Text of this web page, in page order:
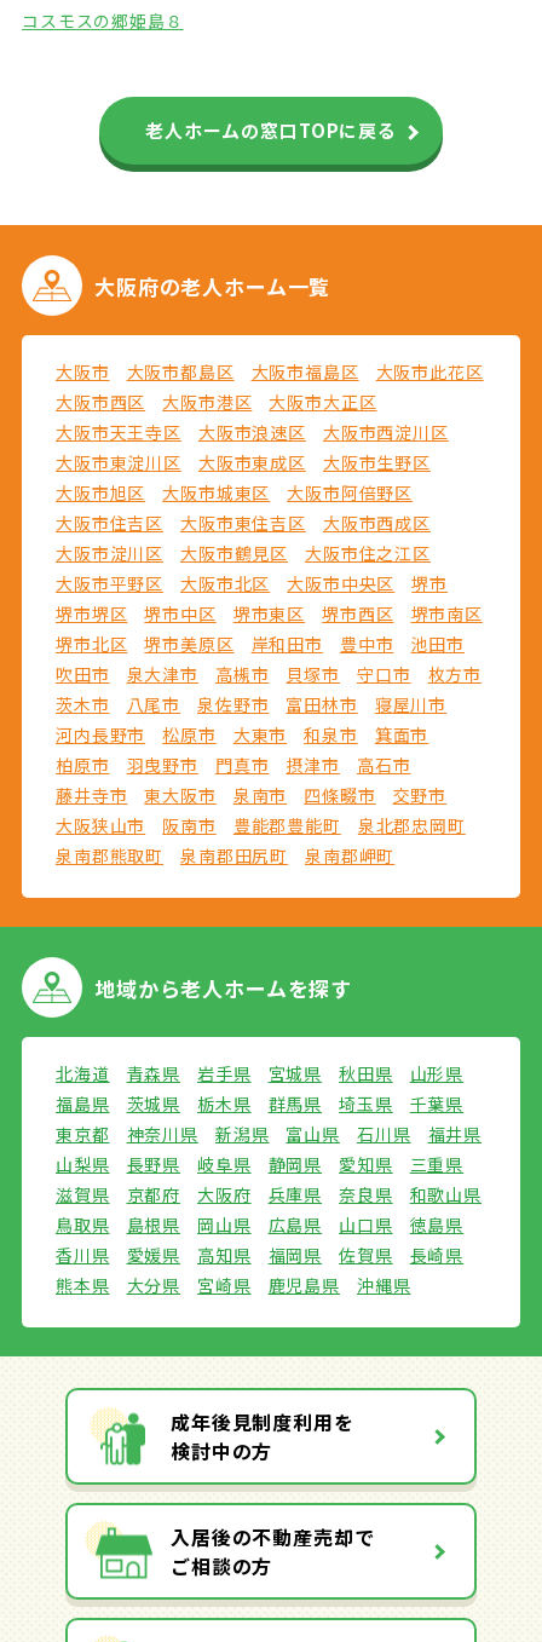
コスモスの郷姫島８
老人ホームの窓口TOPに戻る
大阪府の老人ホーム一覧
大阪市 大阪市都島区 大阪市福島区
大阪市此花区
大阪市西区
大阪市港区
大阪市大正区
大阪市天王寺区
大阪市浪速区
大阪市西淀川区
大阪市東淀川区
大阪市東成区
大阪市生野区
大阪市旭区
大阪市城東区
大阪市阿倍野区
大阪市住吉区
大阪市東住吉区
大阪市西成区
大阪市淀川区
大阪市鶴見区
大阪市住之江区
大阪市平野区
大阪市北区 大阪市中央区
堺市
堺市堺区
堺市中区 堺市東区 堺市西区
堺市南区
堺市北区
堺市美原区 岸和田市 豊中市
池田市
吹田市
泉大津市 高槻市 貝塚市 守口市
枚方市
茨木市
八尾市 泉佐野市 富田林市
寝屋川市
河内長野市
松原市 大東市 和泉市
箕面市
柏原市
羽曳野市 門真市 摂津市
高石市
藤井寺市
東大阪市 泉南市 四條畷市
交野市
大阪狭山市
阪南市 豊能郡豊能町
泉北郡忠岡町
泉南郡熊取町
泉南郡田尻町 泉南郡岬町
地域から老人ホームを探す
北海道 青森県 岩手県 宮城県 秋田県
山形県
福島県
茨城県 栃木県 群馬県 埼玉県
千葉県
東京都
神奈川県 新潟県 富山県 石川県
福井県
山梨県
長野県 岐阜県 静岡県 愛知県
三重県
滋賀県
京都府 大阪府 兵庫県 奈良県
和歌山県
鳥取県
島根県 岡山県 広島県 山口県
徳島県
香川県
愛媛県 高知県 福岡県 佐賀県
長崎県
熊本県
大分県 宮崎県 鹿児島県 沖縄県
成年後見制度利用を
検討中の方
入居後の不動産売却で
ご相談の方